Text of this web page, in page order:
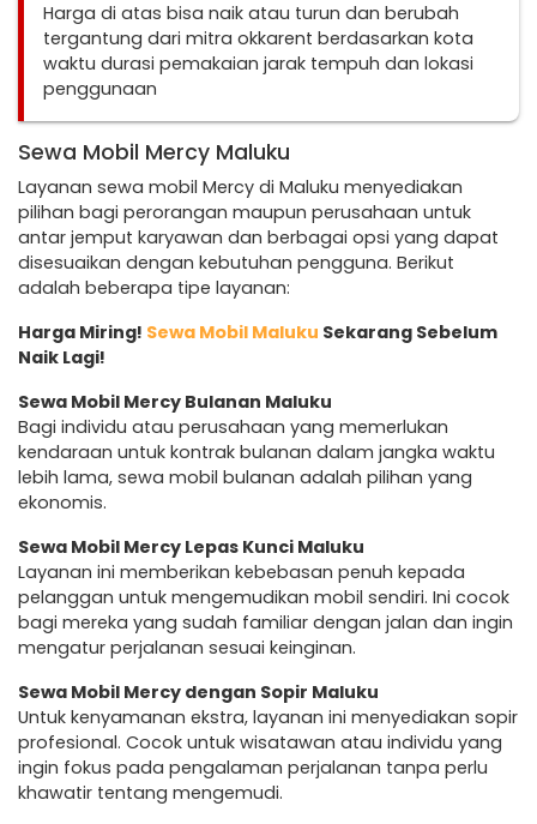
Harga di atas bisa naik atau turun dan berubah
tergantung dari mitra okkarent berdasarkan kota
waktu durasi pemakaian jarak tempuh dan lokasi
penggunaan
Sewa Mobil Mercy Maluku
Layanan sewa mobil Mercy di Maluku menyediakan
pilihan bagi perorangan maupun perusahaan untuk
antar jemput karyawan dan berbagai opsi yang dapat
disesuaikan dengan kebutuhan pengguna. Berikut
adalah beberapa tipe layanan:
Harga Miring! Sewa Mobil Maluku Sekarang Sebelum
Naik Lagi!
Sewa Mobil Mercy Bulanan Maluku
Bagi individu atau perusahaan yang memerlukan
kendaraan untuk kontrak bulanan dalam jangka waktu
lebih lama, sewa mobil bulanan adalah pilihan yang
ekonomis.
Sewa Mobil Mercy Lepas Kunci Maluku
Layanan ini memberikan kebebasan penuh kepada
pelanggan untuk mengemudikan mobil sendiri. Ini cocok
bagi mereka yang sudah familiar dengan jalan dan ingin
mengatur perjalanan sesuai keinginan.
Sewa Mobil Mercy dengan Sopir Maluku
Untuk kenyamanan ekstra, layanan ini menyediakan sopir
profesional. Cocok untuk wisatawan atau individu yang
ingin fokus pada pengalaman perjalanan tanpa perlu
khawatir tentang mengemudi.